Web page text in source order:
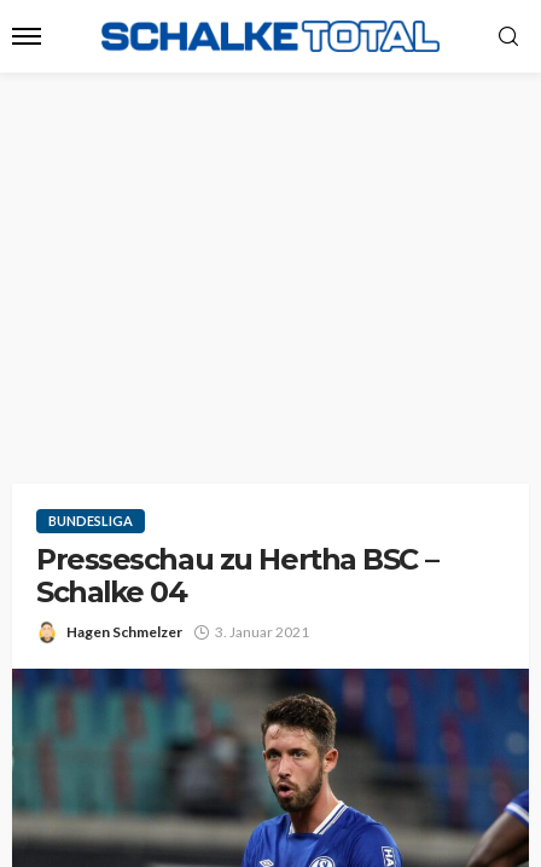
BUNDESLIGA
Presseschau zu Hertha BSC –
Schalke 04
Hagen Schmelzer 3. Januar 2021